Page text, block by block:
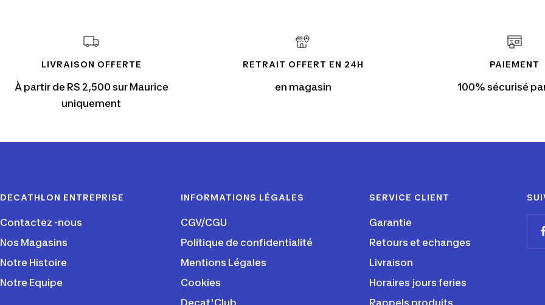
LIVRAISON OFFERTE
À partir de RS 2,500 sur Maurice
uniquement
RETRAIT OFFERT EN 24H
en magasin
PAIEMENT
100% sécurisé
DECATHLON ENTREPRISE
Contactez -nous
Nos Magasins
Notre Histoire
Notre Equipe
INFORMATIONS LÉGALES
CGV/CGU
Politique de confidentialité
Mentions Légales
Cookies
Decat'Club
SERVICE CLIENT
Garantie
Retours et echanges
Livraison
Horaires jours feries
Rappels produits